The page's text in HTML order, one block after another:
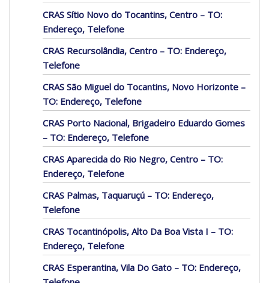
CRAS Sítio Novo do Tocantins, Centro – TO:
Endereço, Telefone
CRAS Recursolândia, Centro – TO: Endereço,
Telefone
CRAS São Miguel do Tocantins, Novo Horizonte –
TO: Endereço, Telefone
CRAS Porto Nacional, Brigadeiro Eduardo Gomes
– TO: Endereço, Telefone
CRAS Aparecida do Rio Negro, Centro – TO:
Endereço, Telefone
CRAS Palmas, Taquaruçú – TO: Endereço,
Telefone
CRAS Tocantinópolis, Alto Da Boa Vista I – TO:
Endereço, Telefone
CRAS Esperantina, Vila Do Gato – TO: Endereço,